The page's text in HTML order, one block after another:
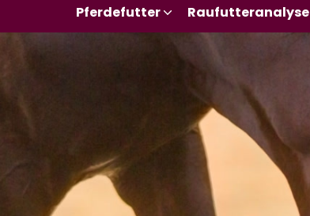
Pferdefutter Raufutteranalyse